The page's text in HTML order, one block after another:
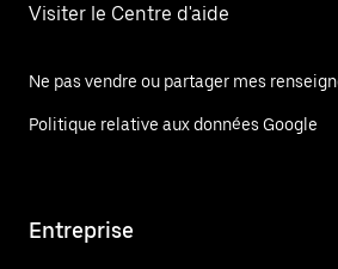
Visiter le Centre d'aide
Ne pas vendre ou partager mes
Politique relative aux données Google
Entreprise